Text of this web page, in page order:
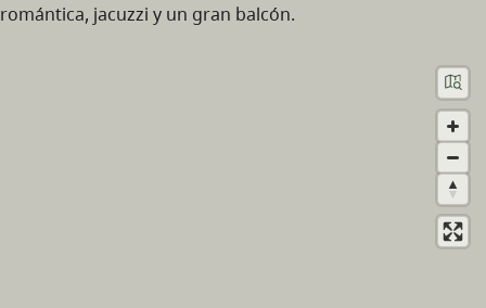
romántica, jacuzzi y un gran balcón.